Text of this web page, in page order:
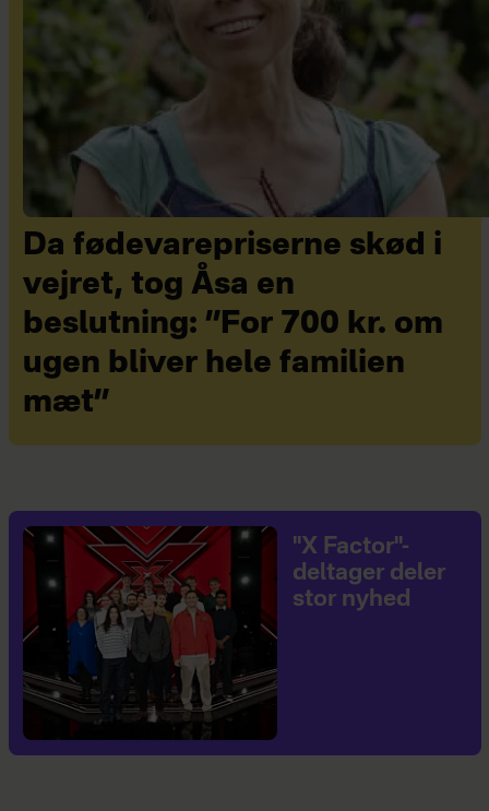
Da fødevarepriserne skød i
vejret, tog Åsa en
beslutning: ”For 700 kr. om
ugen bliver hele familien
mæt”
"X Factor"-
deltager deler
stor nyhed